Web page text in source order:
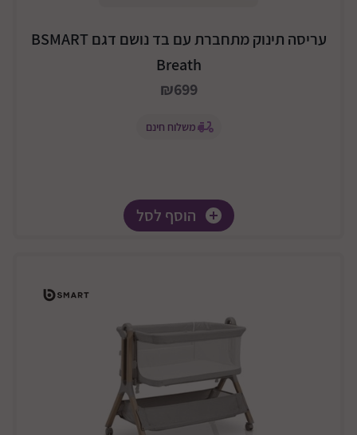
עריסה תינוק מתחברת עם בד נושם דגם BSMART
Breath
₪699
משלוח חינם
הוסף לסל